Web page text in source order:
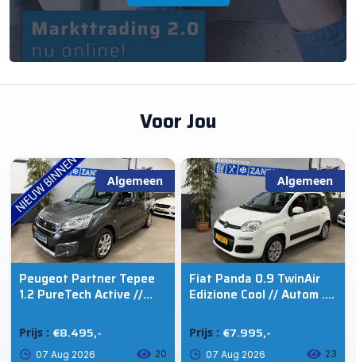
Voor Jou
Algemeen
Peugeot Partner Tepee
1.2 PureTech Active //
Prijs : €8.495,-
07 Aug 2026 20
Algemeen
Fiat Panda 0.9 TwinAir
Edizione Cool // Autom .
Prijs : €7.995,-
07 Aug 2026 23